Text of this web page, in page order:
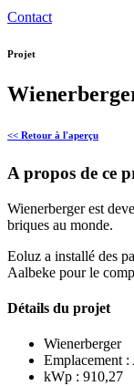
Contact
Projet
<< Retour à l'aperçu
A propos de ce
Wienerberger est
briques au monde.
Eoluz a installé des
Aalbeke pour le
Détails du projet
Wienerberger
Emplacement :
kWp : 910,27